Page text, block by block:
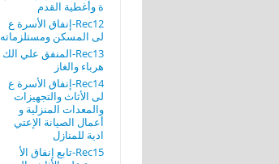
ة وأغطية القدم
Rec12-إنفاق الأسرة ع
لى المسكن ومستلزماته
Rec13-المنفق علي الك
هرباء والغاز
Rec14-إنفاق الأسرة ع
لى الأثاث والتجهيزات
والمعدات المنزلية و
أعمال الصيانة الإعتي
ادية للمنازل
Rec15-تابع إنفاق الأ